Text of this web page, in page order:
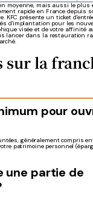
moyenne, mais aussi le plus
rapide en France depuis
présente un ticket
d'implantation pour les
visée et de votre affinité
lancer dans la restauration
sur la
pour
généralement compris
patrimoine personnel
une partie de